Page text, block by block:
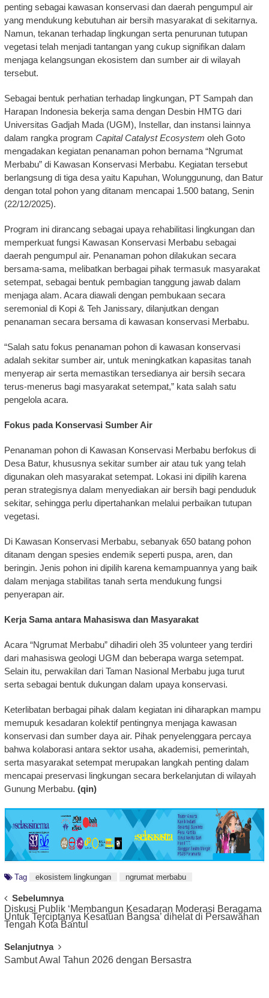
penting sebagai kawasan konservasi dan daerah pengumpul air
yang mendukung kebutuhan air bersih masyarakat di sekitarnya.
Namun, tekanan terhadap lingkungan serta penurunan tutupan
vegetasi telah menjadi tantangan yang cukup signifikan dalam
menjaga kelangsungan ekosistem dan sumber air di wilayah
tersebut.
Sebagai bentuk perhatian terhadap lingkungan, PT Sampah dan
Harapan Indonesia bekerja sama dengan Desbin HMTG dari
Universitas Gadjah Mada (UGM), Instellar, dan instansi lainnya
dalam rangka program Capital Catalyst Ecosystem oleh Goto
mengadakan kegiatan penanaman pohon bernama “Ngrumat
Merbabu” di Kawasan Konservasi Merbabu. Kegiatan tersebut
berlangsung di tiga desa yaitu Kapuhan, Wolunggunung, dan Batur
dengan total pohon yang ditanam mencapai 1.500 batang, Senin
(22/12/2025).
Program ini dirancang sebagai upaya rehabilitasi lingkungan dan
memperkuat fungsi Kawasan Konservasi Merbabu sebagai
daerah pengumpul air. Penanaman pohon dilakukan secara
bersama-sama, melibatkan berbagai pihak termasuk masyarakat
setempat, sebagai bentuk pembagian tanggung jawab dalam
menjaga alam. Acara diawali dengan pembukaan secara
seremonial di Kopi & Teh Janissary, dilanjutkan dengan
penanaman secara bersama di kawasan konservasi Merbabu.
“Salah satu fokus penanaman pohon di kawasan konservasi
adalah sekitar sumber air, untuk meningkatkan kapasitas tanah
menyerap air serta memastikan tersedianya air bersih secara
terus-menerus bagi masyarakat setempat,” kata salah satu
pengelola acara.
Fokus pada Konservasi Sumber Air
Penanaman pohon di Kawasan Konservasi Merbabu berfokus di
Desa Batur, khususnya sekitar sumber air atau tuk yang telah
digunakan oleh masyarakat setempat. Lokasi ini dipilih karena
peran strategisnya dalam menyediakan air bersih bagi penduduk
sekitar, sehingga perlu dipertahankan melalui perbaikan tutupan
vegetasi.
Di Kawasan Konservasi Merbabu, sebanyak 650 batang pohon
ditanam dengan spesies endemik seperti puspa, aren, dan
beringin. Jenis pohon ini dipilih karena kemampuannya yang baik
dalam menjaga stabilitas tanah serta mendukung fungsi
penyerapan air.
Kerja Sama antara Mahasiswa dan Masyarakat
Acara “Ngrumat Merbabu” dihadiri oleh 35 volunteer yang terdiri
dari mahasiswa geologi UGM dan beberapa warga setempat.
Selain itu, perwakilan dari Taman Nasional Merbabu juga turut
serta sebagai bentuk dukungan dalam upaya konservasi.
Keterlibatan berbagai pihak dalam kegiatan ini diharapkan mampu
memupuk kesadaran kolektif pentingnya menjaga kawasan
konservasi dan sumber daya air. Pihak penyelenggara percaya
bahwa kolaborasi antara sektor usaha, akademisi, pemerintah,
serta masyarakat setempat merupakan langkah penting dalam
mencapai preservasi lingkungan secara berkelanjutan di wilayah
Gunung Merbabu. (qin)
Tag ekosistem lingkungan ngrumat merbabu
Post
Navigation
Sebelumnya
Diskusi Publik ‘Membangun Kesadaran Moderasi Beragama
Untuk Terciptanya Kesatuan Bangsa’ dihelat di Persawahan
Tengah Kota Bantul
Selanjutnya
Sambut Awal Tahun 2026 dengan Bersastra